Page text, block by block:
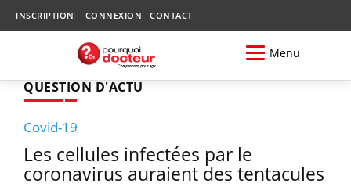
INSCRIPTION CONNEXION CONTACT
Menu
QUESTION D'ACTU
Covid-19
Les cellules infectées par le
coronavirus auraient des tentacules